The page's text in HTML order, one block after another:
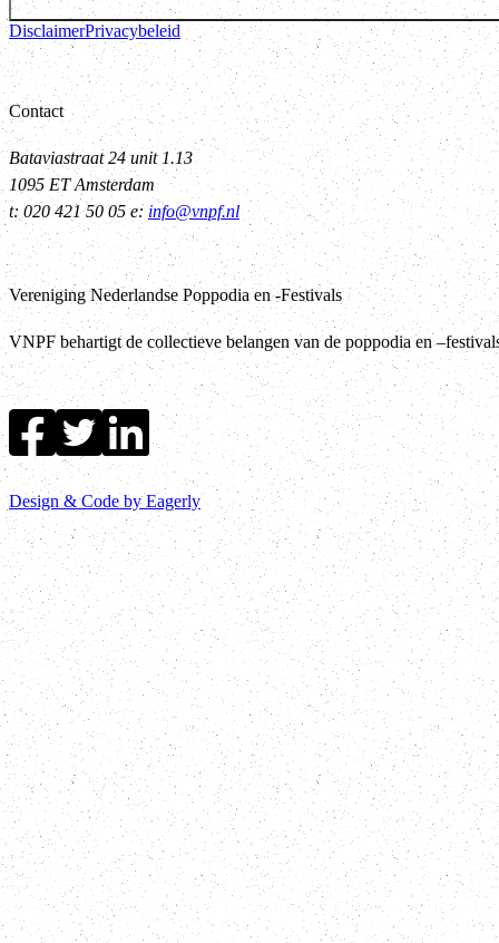
DisclaimerPrivacybeleid
Contact
Bataviastraat 24 unit 1.13
1095 ET Amsterdam
t: 020 421 50 05 e: info@vnpf.nl
Vereniging Nederlandse Poppodia en -Festivals
VNPF behartigt de collectieve belangen van de poppodia en
Design & Code by Eagerly